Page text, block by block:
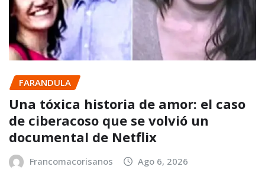
FARANDULA
Una tóxica historia de amor: el caso
de ciberacoso que se volvió un
documental de Netflix
Francomacorisanos Ago 6, 2026